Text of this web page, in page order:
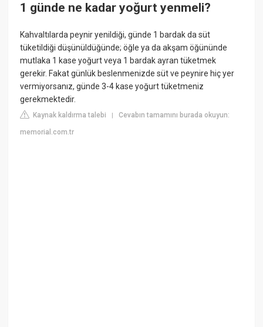
1 günde ne kadar yoğurt yenmeli?
Kahvaltılarda peynir yenildiği, günde 1 bardak da süt
tüketildiği düşünüldüğünde; öğle ya da akşam öğününde
mutlaka 1 kase yoğurt veya 1 bardak ayran tüketmek
gerekir. Fakat günlük beslenmenizde süt ve peynire hiç yer
vermiyorsanız, günde 3-4 kase yoğurt tüketmeniz
gerekmektedir.
Kaynak kaldırma talebi |Cevabın tamamını burada okuyun:
memorial.com.tr